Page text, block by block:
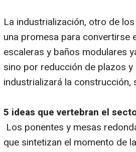
La industrialización, otro de
una promesa para convertirse
escaleras y baños modulares
sino por reducción de plazos
industrializará la construcción,
5 ideas que vertebran el
Los ponentes y mesas
que sintetizan el momento de